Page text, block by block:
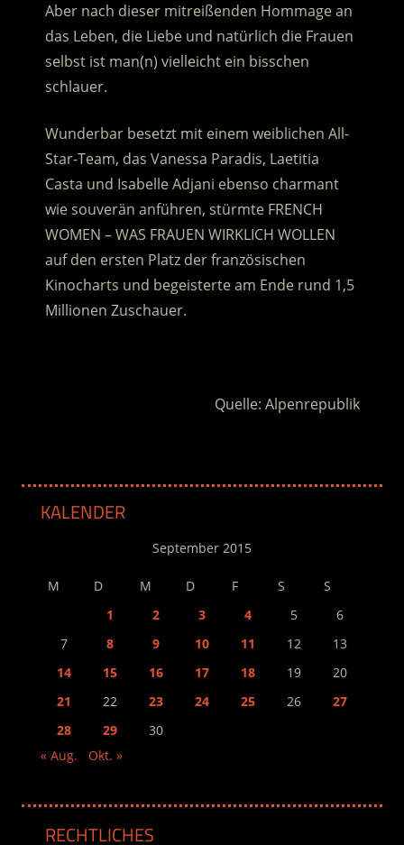
Aber nach dieser mitreißenden Hommage an
das Leben, die Liebe und natürlich die Frauen
selbst ist man(n) vielleicht ein bisschen
schlauer.
Wunderbar besetzt mit einem weiblichen All-
Star-Team, das Vanessa Paradis, Laetitia
Casta und Isabelle Adjani ebenso charmant
wie souverän anführen, stürmte FRENCH
WOMEN – WAS FRAUEN WIRKLICH WOLLEN
auf den ersten Platz der französischen
Kinocharts und begeisterte am Ende rund 1,5
Millionen Zuschauer.
Quelle: Alpenrepublik
KALENDER
September 2015
M D M D F S
S
1
2 3 4 5
6
7
8 9 10 11 12
13
14
15 16 17 18 19
20
21
22 23 24 25 26
27
28
29
30
« Aug.
Okt. »
RECHTLICHES